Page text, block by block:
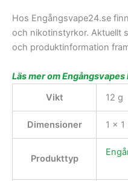
Hos Engångsvape24.se
och nikotinstyrkor. Aktuellt
och produktinformation
Läs mer om Engångsvapes
Vikt
12 g
Dimensioner 1 × 1
Produkttyp